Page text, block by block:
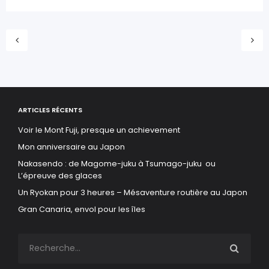
ARTICLES RÉCENTS
Voir le Mont Fuji, presque un achievement
Mon anniversaire au Japon
Nakasendo : de Magome-juku à Tsumago-juku ou
L’épreuve des glaces
Un Ryokan pour 3 heures – Mésaventure routière au Japon
Gran Canaria, envol pour les îles